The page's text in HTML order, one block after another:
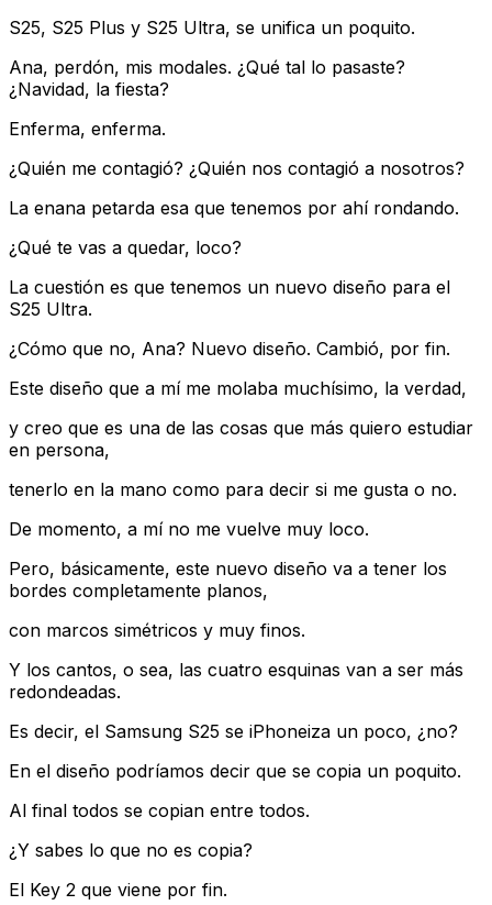
S25, S25 Plus y S25 Ultra, se unifica un poquito.
Ana, perdón, mis modales. ¿Qué tal lo pasaste?
¿Navidad, la fiesta?
Enferma, enferma.
¿Quién me contagió? ¿Quién nos contagió a nosotros?
La enana petarda esa que tenemos por ahí rondando.
¿Qué te vas a quedar, loco?
La cuestión es que tenemos un nuevo diseño para el
S25 Ultra.
¿Cómo que no, Ana? Nuevo diseño. Cambió, por fin.
Este diseño que a mí me molaba muchísimo, la verdad,
y creo que es una de las cosas que más quiero estudiar
en persona,
tenerlo en la mano como para decir si me gusta o no.
De momento, a mí no me vuelve muy loco.
Pero, básicamente, este nuevo diseño va a tener los
bordes completamente planos,
con marcos simétricos y muy finos.
Y los cantos, o sea, las cuatro esquinas van a ser más
redondeadas.
Es decir, el Samsung S25 se iPhoneiza un poco, ¿no?
En el diseño podríamos decir que se copia un poquito.
Al final todos se copian entre todos.
¿Y sabes lo que no es copia?
El Key 2 que viene por fin.